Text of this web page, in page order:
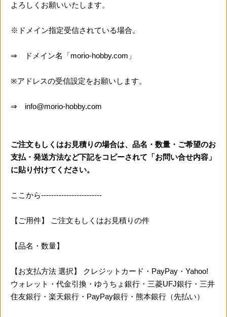
よろしくお願いいたします。
※ドメイン指定受信されている場合。
⇒ ドメイン名「morio-hobby.com」
※アドレスの受信設定をお願いします。
⇒ info@morio-hobby.com
ご注文もしくはお見積りの場合は、品名・数量・ご希望のお
支払・発送方法など下記をコピーされて「お問い合せ内容」
に貼り付けてください。
ここから------------------------
【ご用件】 ご注文もしくはお見積りの件
【品名・数量】
【お支払方法 選択】 クレジットカード・PayPay・Yahoo!
ウォレット・代金引換・ゆうちょ銀行・三菱UFJ銀行・三井
住友銀行・楽天銀行・PayPay銀行・熊本銀行（先払い）